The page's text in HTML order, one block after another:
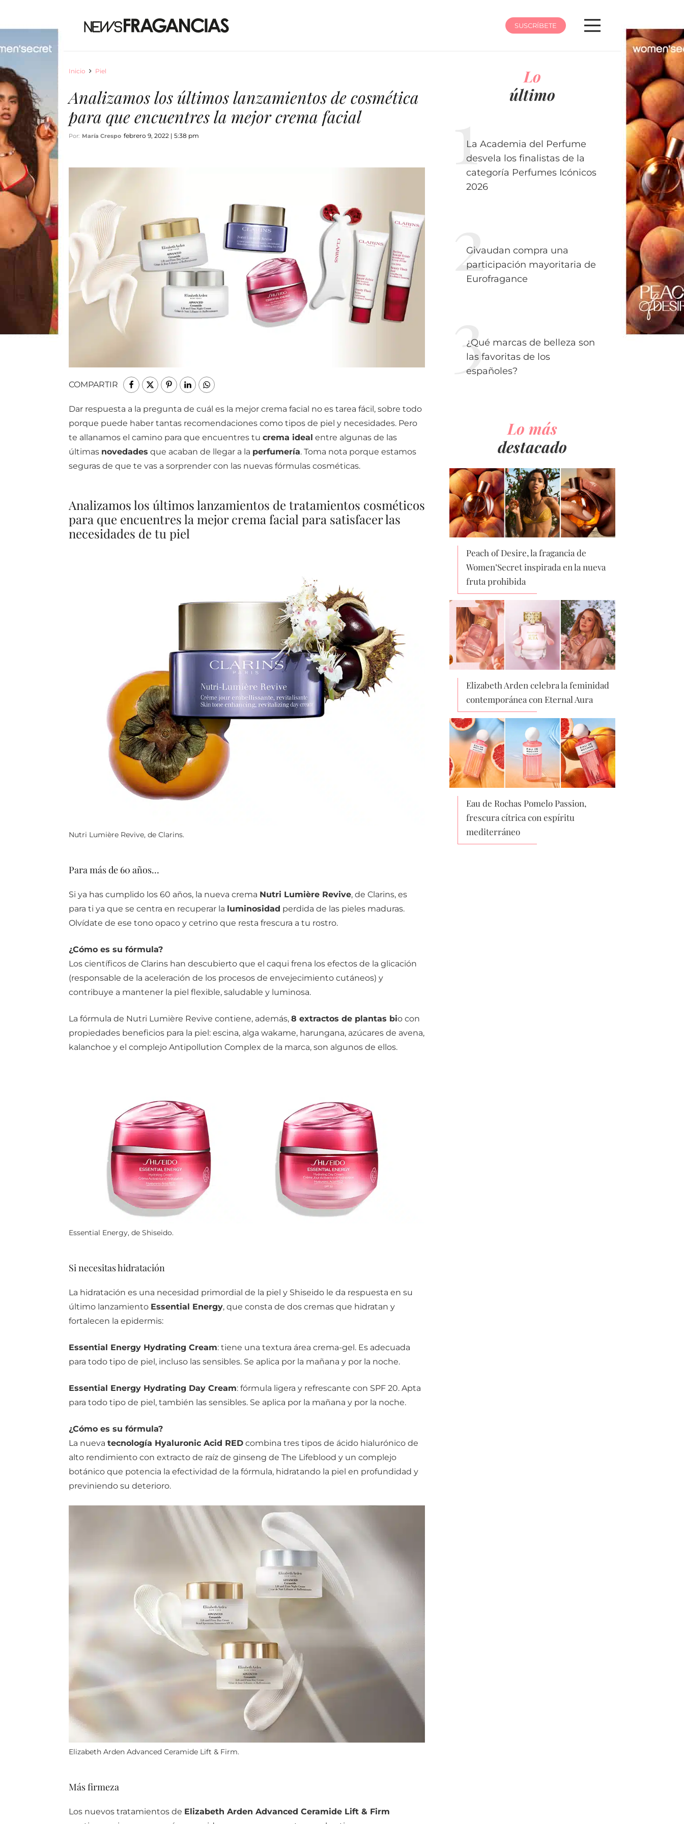
SUSCRÍBETE
Inicio Piel
Analizamos los últimos lanzamientos de cosmética
para que encuentres la mejor crema facial
Por: María Crespo febrero 9, 2022 | 5:38 pm
COMPARTIR
Dar respuesta a la pregunta de cuál es la mejor crema facial no es tarea fácil, sobre todo
porque puede haber tantas recomendaciones como tipos de piel y necesidades. Pero
te allanamos el camino para que encuentres tu crema ideal entre algunas de las
últimas novedades que acaban de llegar a la perfumería. Toma nota porque estamos
seguras de que te vas a sorprender con las nuevas fórmulas cosméticas.
Analizamos los últimos lanzamientos de tratamientos cosméticos
para que encuentres la mejor crema facial para satisfacer las
necesidades de tu piel
Nutri Lumière Revive, de Clarins.
Para más de 60 años…
Si ya has cumplido los 60 años, la nueva crema Nutri Lumière Revive, de Clarins, es
para ti ya que se centra en recuperar la luminosidad perdida de las pieles maduras.
Olvídate de ese tono opaco y cetrino que resta frescura a tu rostro.
¿Cómo es su fórmula?
Los científicos de Clarins han descubierto que el caqui frena los efectos de la glicación
(responsable de la aceleración de los procesos de envejecimiento cutáneos) y
contribuye a mantener la piel flexible, saludable y luminosa.
La fórmula de Nutri Lumière Revive contiene, además, 8 extractos de plantas bio con
propiedades beneficios para la piel: escina, alga wakame, harungana, azúcares de avena,
kalanchoe y el complejo Antipollution Complex de la marca, son algunos de ellos.
Essential Energy, de Shiseido.
Si necesitas hidratación
La hidratación es una necesidad primordial de la piel y Shiseido le da respuesta en su
último lanzamiento Essential Energy, que consta de dos cremas que hidratan y
fortalecen la epidermis:
Essential Energy Hydrating Cream: tiene una textura área crema-gel. Es adecuada
para todo tipo de piel, incluso las sensibles. Se aplica por la mañana y por la noche.
Essential Energy Hydrating Day Cream: fórmula ligera y refrescante con SPF 20. Apta
para todo tipo de piel, también las sensibles. Se aplica por la mañana y por la noche.
¿Cómo es su fórmula?
La nueva tecnología Hyaluronic Acid REDcombina tres tipos de ácido hialurónico de
alto rendimiento con extracto de raíz de ginseng de The Lifeblood y un complejo
botánico que potencia la efectividad de la fórmula, hidratando la piel en profundidad y
previniendo su deterioro.
Elizabeth Arden Advanced Ceramide Lift & Firm.
Más firmeza
Los nuevos tratamientos de Elizabeth Arden Advanced Ceramide Lift & Firm
Lo
último
La Academia del Perfume
desvela los finalistas de la
categoría Perfumes Icónicos
2026
Givaudan compra una
participación mayoritaria de
Eurofragance
¿Qué marcas de belleza son
las favoritas de los
españoles?
Lo más
destacado
Peach of Desire, la fragancia de
Women’Secret inspirada en la nueva
fruta prohibida
Elizabeth Arden celebra la feminidad
contemporánea con Eternal Aura
Eau de Rochas Pomelo Passion,
frescura cítrica con espíritu
mediterráneo